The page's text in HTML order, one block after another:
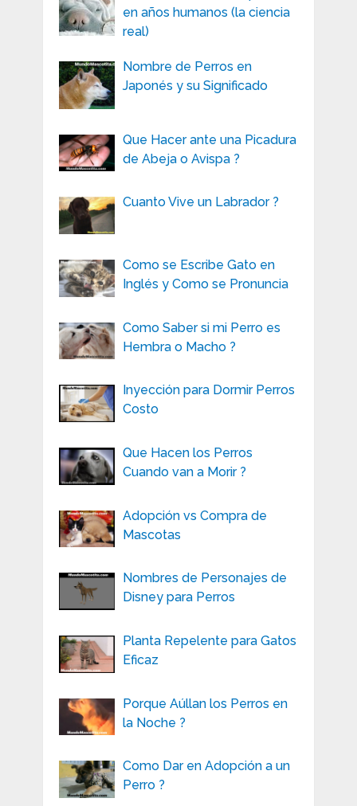
en años humanos (la ciencia
real)
Nombre de Perros en
Japonés y su Significado
Que Hacer ante una Picadura
de Abeja o Avispa ?
Cuanto Vive un Labrador ?
Como se Escribe Gato en
Inglés y Como se Pronuncia
Como Saber si mi Perro es
Hembra o Macho ?
Inyección para Dormir Perros
Costo
Que Hacen los Perros
Cuando van a Morir ?
Adopción vs Compra de
Mascotas
Nombres de Personajes de
Disney para Perros
Planta Repelente para Gatos
Eficaz
Porque Aúllan los Perros en
la Noche ?
Como Dar en Adopción a un
Perro ?